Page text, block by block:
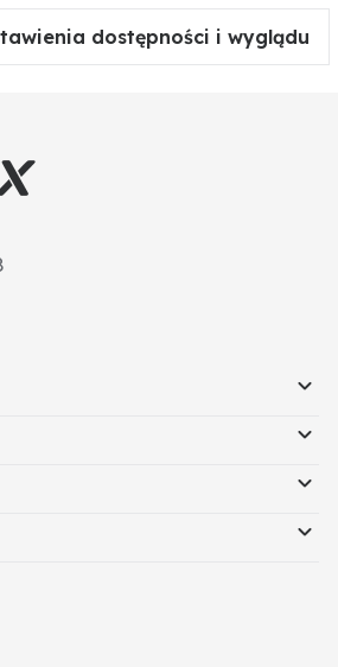
dostępności i wyglądu